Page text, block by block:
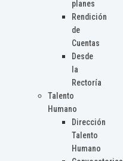
planes
Rendición
de
Cuentas
Desde
la
Rectoría
Talento
Humano
Dirección
Talento
Humano